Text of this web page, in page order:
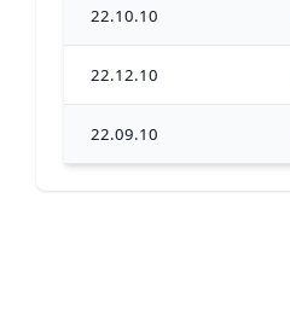
22.10.10
22.12.10
22.09.10